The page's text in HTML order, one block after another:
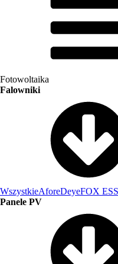
Fotowoltaika
Falowniki
WszystkieAforeDeyeFOX ESS
Panele PV